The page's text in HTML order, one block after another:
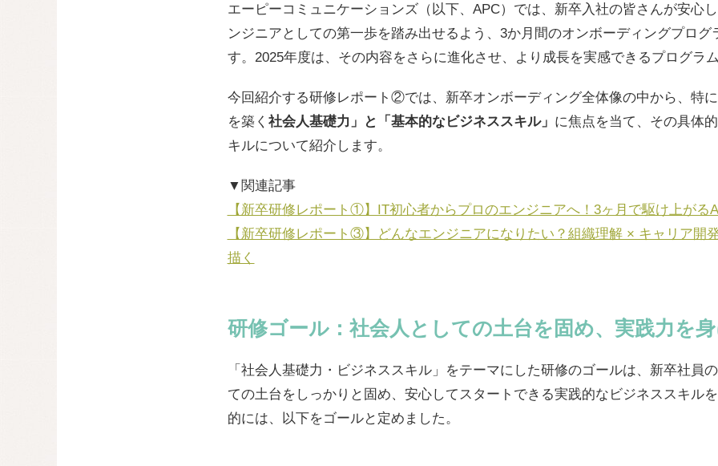
エーピーコミュニケーションズ（以下、APC）では、新卒入社の皆さんが安心
ンジニアとしての第一歩を踏み出せるよう、3か月間のオンボーディングプログ
す。2025年度は、その内容をさらに進化させ、より成長を実感できるプログラ
今回紹介する研修レポート②では、新卒オンボーディング全体像の中から、特
を築く 社会人基礎力」と「基本的なビジネススキル」 に焦点を当て、その具体
キルについて紹介します。
▼関連記事
【新卒研修レポート①】IT初心者からプロのエンジニアへ！3ヶ月で駆け上がる
【新卒研修レポート③】どんなエンジニアになりたい？組織理解 × キャリア開
描く
研修ゴール：社会人としての土台を固め、実践力を
「社会人基礎力・ビジネススキル」をテーマにした研修のゴールは、新卒社員
ての土台をしっかりと固め、安心してスタートできる実践的なビジネススキル
的には、以下をゴールと定めました。